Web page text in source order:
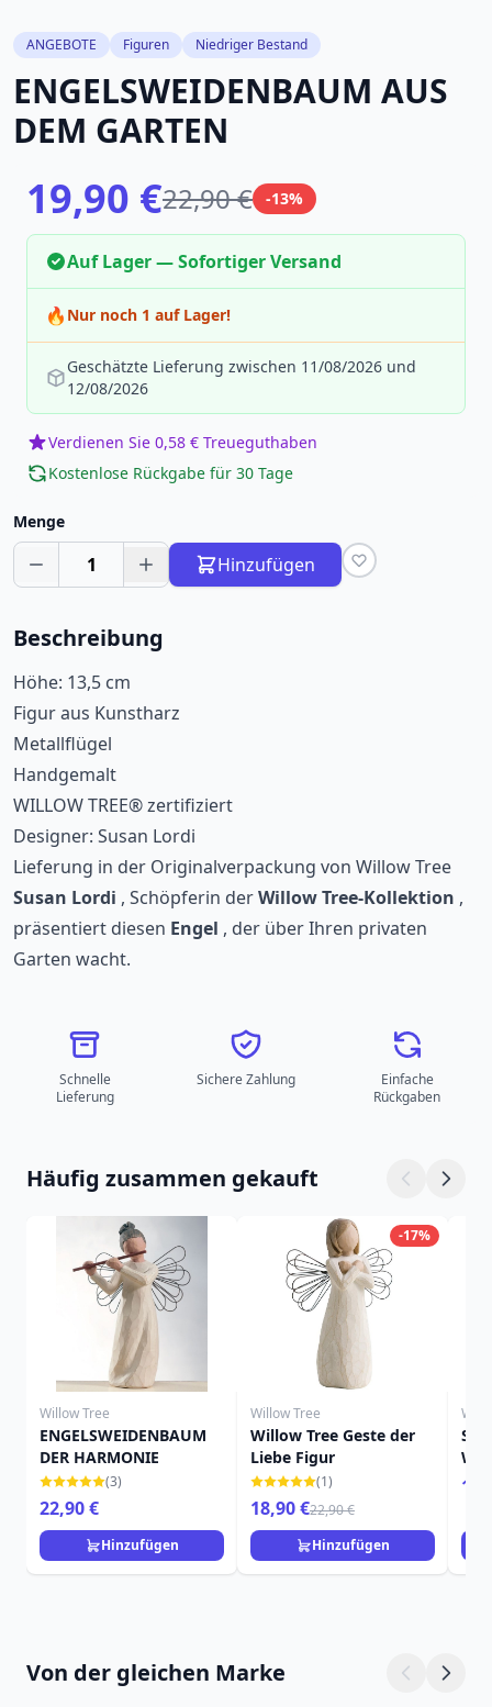
ANGEBOTE Figuren Niedriger Bestand
ENGELSWEIDENBAUM AUS
DEM GARTEN
19,90 €22,90 € -13%
Auf Lager — Sofortiger Versand
🔥 Nur noch 1 auf Lager!
Geschätzte Lieferung zwischen 11/08/2026 und
12/08/2026
Verdienen Sie 0,58 € Treueguthaben
Kostenlose Rückgabe für 30 Tage
Menge
1 Hinzufügen
Beschreibung
Höhe: 13,5 cm
Figur aus Kunstharz
Metallflügel
Handgemalt
WILLOW TREE® zertifiziert
Designer: Susan Lordi
Lieferung in der Originalverpackung von Willow Tree
Susan Lordi , Schöpferin derWillow Tree-Kollektion ,
präsentiert diesen Engel , der über Ihren privaten
Garten wacht.
Schnelle
Lieferung
Sichere Zahlung
Einfache
Rückgaben
Häufig zusammen gekauft
Willow Tree
ENGELSWEIDENBAUM
DER HARMONIE
(3)
22,90 €
Hinzufügen
-17%
Willow Tree
Willow Tree Geste der
Liebe Figur
(1)
18,90 €22,90 €
Hinzufügen
Von der gleichen Marke